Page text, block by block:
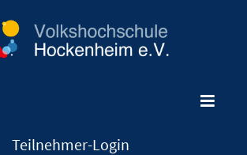
Teilnehmer-Login